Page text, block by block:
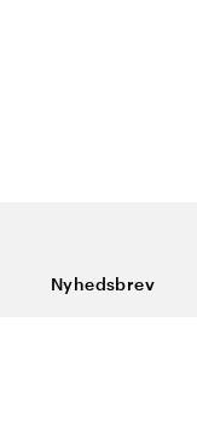
Nyhedsbrev